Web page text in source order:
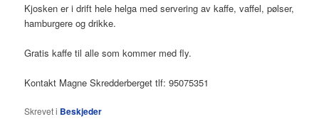
Kjosken er i drift hele helga med servering av kaffe, vaffel, pølser,
hamburgere og drikke.
Gratis kaffe til alle som kommer med fly.
Kontakt Magne Skredderberget tlf: 95075351
Skrevet i Beskjeder